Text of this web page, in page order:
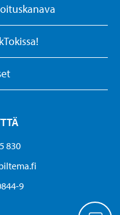
830
9